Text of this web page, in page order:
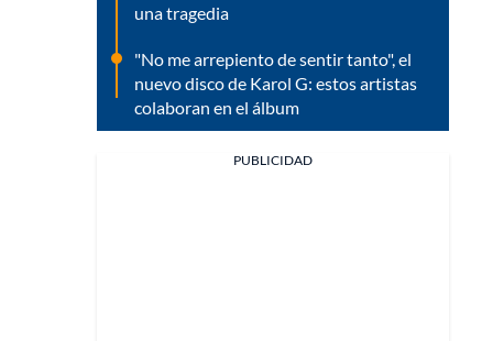
una tragedia
"No me arrepiento de sentir tanto", el
nuevo disco de Karol G: estos artistas
colaboran en el álbum
PUBLICIDAD